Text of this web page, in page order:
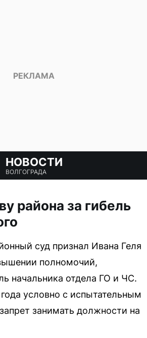
НОВОСТИ
ВОЛГОГРАДА
района за гибель
суд признал Ивана Геля
полномочий,
начальника отдела ГО и ЧС.
условно с испытательным
занимать должности на